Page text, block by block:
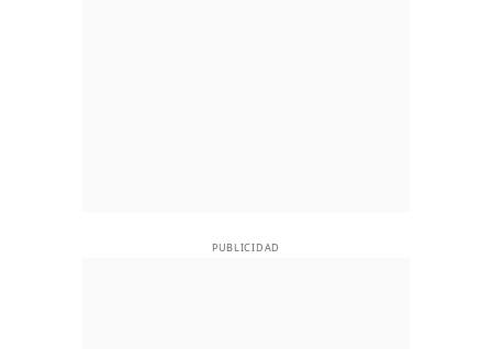
PUBLICIDAD